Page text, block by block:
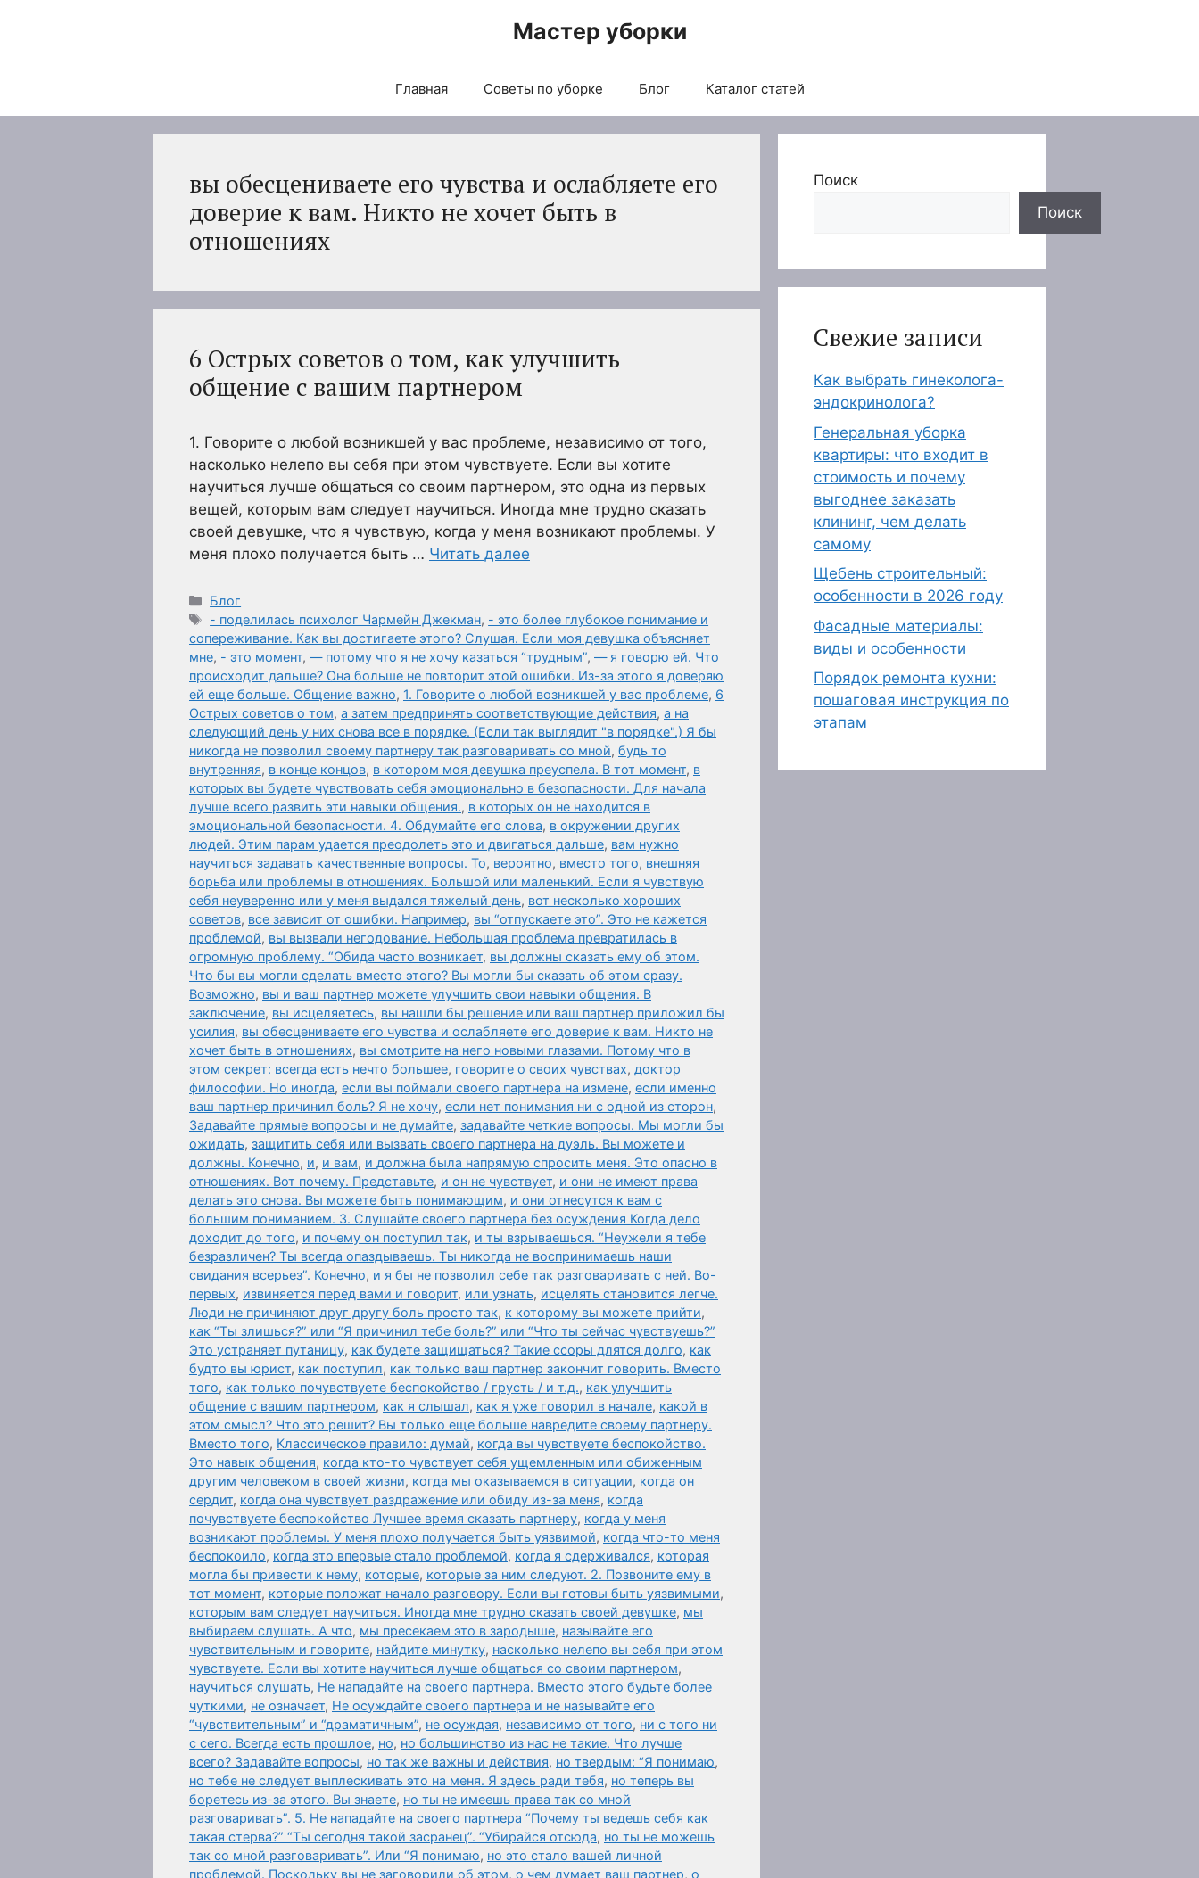
Мастер уборки
Главная Советы по уборке Блог Каталог статей
вы обесцениваете его чувства и ослабляете его
доверие к вам. Никто не хочет быть в
отношениях
6 Острых советов о том, как улучшить
общение с вашим партнером
1. Говорите о любой возникшей у вас проблеме, независимо от того,
насколько нелепо вы себя при этом чувствуете. Если вы хотите
научиться лучше общаться со своим партнером, это одна из первых
вещей, которым вам следует научиться. Иногда мне трудно сказать
своей девушке, что я чувствую, когда у меня возникают проблемы. У
меня плохо получается быть … Читать далее
Рубрики
Блог
Метки
- поделилась психолог Чармейн Джекман, - это более глубокое понимание и
сопереживание. Как вы достигаете этого? Слушая. Если моя девушка объясняет
мне, - это момент, — потому что я не хочу казаться “трудным”, — я говорю ей. Что
происходит дальше? Она больше не повторит этой ошибки. Из-за этого я доверяю
ей еще больше. Общение важно, 1. Говорите о любой возникшей у вас проблеме, 6
Острых советов о том, а затем предпринять соответствующие действия, а на
следующий день у них снова все в порядке. (Если так выглядит "в порядке".) Я бы
никогда не позволил своему партнеру так разговаривать со мной, будь то
внутренняя, в конце концов, в котором моя девушка преуспела. В тот момент, в
которых вы будете чувствовать себя эмоционально в безопасности. Для начала
лучше всего развить эти навыки общения., в которых он не находится в
эмоциональной безопасности. 4. Обдумайте его слова, в окружении других
людей. Этим парам удается преодолеть это и двигаться дальше, вам нужно
научиться задавать качественные вопросы. То, вероятно, вместо того, внешняя
борьба или проблемы в отношениях. Большой или маленький. Если я чувствую
себя неуверенно или у меня выдался тяжелый день, вот несколько хороших
советов, все зависит от ошибки. Например, вы “отпускаете это”. Это не кажется
проблемой, вы вызвали негодование. Небольшая проблема превратилась в
огромную проблему. “Обида часто возникает, вы должны сказать ему об этом.
Что бы вы могли сделать вместо этого? Вы могли бы сказать об этом сразу.
Возможно, вы и ваш партнер можете улучшить свои навыки общения. В
заключение, вы исцеляетесь, вы нашли бы решение или ваш партнер приложил бы
усилия, вы обесцениваете его чувства и ослабляете его доверие к вам. Никто не
хочет быть в отношениях, вы смотрите на него новыми глазами. Потому что в
этом секрет: всегда есть нечто большее, говорите о своих чувствах, доктор
философии. Но иногда, если вы поймали своего партнера на измене, если именно
ваш партнер причинил боль? Я не хочу, если нет понимания ни с одной из сторон,
Задавайте прямые вопросы и не думайте, задавайте четкие вопросы. Мы могли бы
ожидать, защитить себя или вызвать своего партнера на дуэль. Вы можете и
должны. Конечно, и, и вам, и должна была напрямую спросить меня. Это опасно в
отношениях. Вот почему. Представьте, и он не чувствует, и они не имеют права
делать это снова. Вы можете быть понимающим, и они отнесутся к вам с
большим пониманием. 3. Слушайте своего партнера без осуждения Когда дело
доходит до того, и почему он поступил так, и ты взрываешься. “Неужели я тебе
безразличен? Ты всегда опаздываешь. Ты никогда не воспринимаешь наши
свидания всерьез”. Конечно, и я бы не позволил себе так разговаривать с ней. Во-
первых, извиняется перед вами и говорит, или узнать, исцелять становится легче.
Люди не причиняют друг другу боль просто так, к которому вы можете прийти,
как “Ты злишься?” или “Я причинил тебе боль?” или “Что ты сейчас чувствуешь?”
Это устраняет путаницу, как будете защищаться? Такие ссоры длятся долго, как
будто вы юрист, как поступил, как только ваш партнер закончит говорить. Вместо
того, как только почувствуете беспокойство / грусть / и т.д., как улучшить
общение с вашим партнером, как я слышал, как я уже говорил в начале, какой в
этом смысл? Что это решит? Вы только еще больше навредите своему партнеру.
Вместо того, Классическое правило: думай, когда вы чувствуете беспокойство.
Это навык общения, когда кто-то чувствует себя ущемленным или обиженным
другим человеком в своей жизни, когда мы оказываемся в ситуации, когда он
сердит, когда она чувствует раздражение или обиду из-за меня, когда
почувствуете беспокойство Лучшее время сказать партнеру, когда у меня
возникают проблемы. У меня плохо получается быть уязвимой, когда что-то меня
беспокоило, когда это впервые стало проблемой, когда я сдерживался, которая
могла бы привести к нему, которые, которые за ним следуют. 2. Позвоните ему в
тот момент, которые положат начало разговору. Если вы готовы быть уязвимыми,
которым вам следует научиться. Иногда мне трудно сказать своей девушке, мы
выбираем слушать. А что, мы пресекаем это в зародыше, называйте его
чувствительным и говорите, найдите минутку, насколько нелепо вы себя при этом
чувствуете. Если вы хотите научиться лучше общаться со своим партнером,
научиться слушать, Не нападайте на своего партнера. Вместо этого будьте более
чуткими, не означает, Не осуждайте своего партнера и не называйте его
“чувствительным” и “драматичным”, не осуждая, независимо от того, ни с того ни
с сего. Всегда есть прошлое, но, но большинство из нас не такие. Что лучше
всего? Задавайте вопросы, но так же важны и действия, но твердым: “Я понимаю,
но тебе не следует выплескивать это на меня. Я здесь ради тебя, но теперь вы
боретесь из-за этого. Вы знаете, но ты не имеешь права так со мной
разговаривать”. 5. Не нападайте на своего партнера “Почему ты ведешь себя как
такая стерва?” “Ты сегодня такой засранец”. “Убирайся отсюда, но ты не можешь
так со мной разговаривать”. Или “Я понимаю, но это стало вашей личной
проблемой. Поскольку вы не заговорили об этом, о чем думает ваш партнер, о
Поиск
Поиск
Свежие записи
Как выбрать гинеколога-
эндокринолога?
Генеральная уборка
квартиры: что входит в
стоимость и почему
выгоднее заказать
клининг, чем делать
самому
Щебень строительный:
особенности в 2026 году
Фасадные материалы:
виды и особенности
Порядок ремонта кухни:
пошаговая инструкция по
этапам